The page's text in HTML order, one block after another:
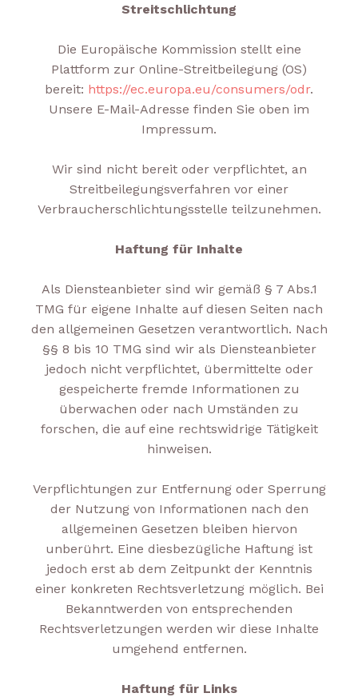
Streitschlichtung
Die Europäische Kommission stellt eine
Plattform zur Online-Streitbeilegung (OS)
bereit: https://ec.europa.eu/consumers/odr.
Unsere E-Mail-Adresse finden Sie oben im
Impressum.
Wir sind nicht bereit oder verpflichtet, an
Streitbeilegungsverfahren vor einer
Verbraucherschlichtungsstelle teilzunehmen.
Haftung für Inhalte
Als Diensteanbieter sind wir gemäß § 7 Abs.1
TMG für eigene Inhalte auf diesen Seiten nach
den allgemeinen Gesetzen verantwortlich. Nach
§§ 8 bis 10 TMG sind wir als Diensteanbieter
jedoch nicht verpflichtet, übermittelte oder
gespeicherte fremde Informationen zu
überwachen oder nach Umständen zu
forschen, die auf eine rechtswidrige Tätigkeit
hinweisen.
Verpflichtungen zur Entfernung oder Sperrung
der Nutzung von Informationen nach den
allgemeinen Gesetzen bleiben hiervon
unberührt. Eine diesbezügliche Haftung ist
jedoch erst ab dem Zeitpunkt der Kenntnis
einer konkreten Rechtsverletzung möglich. Bei
Bekanntwerden von entsprechenden
Rechtsverletzungen werden wir diese Inhalte
umgehend entfernen.
Haftung für Links